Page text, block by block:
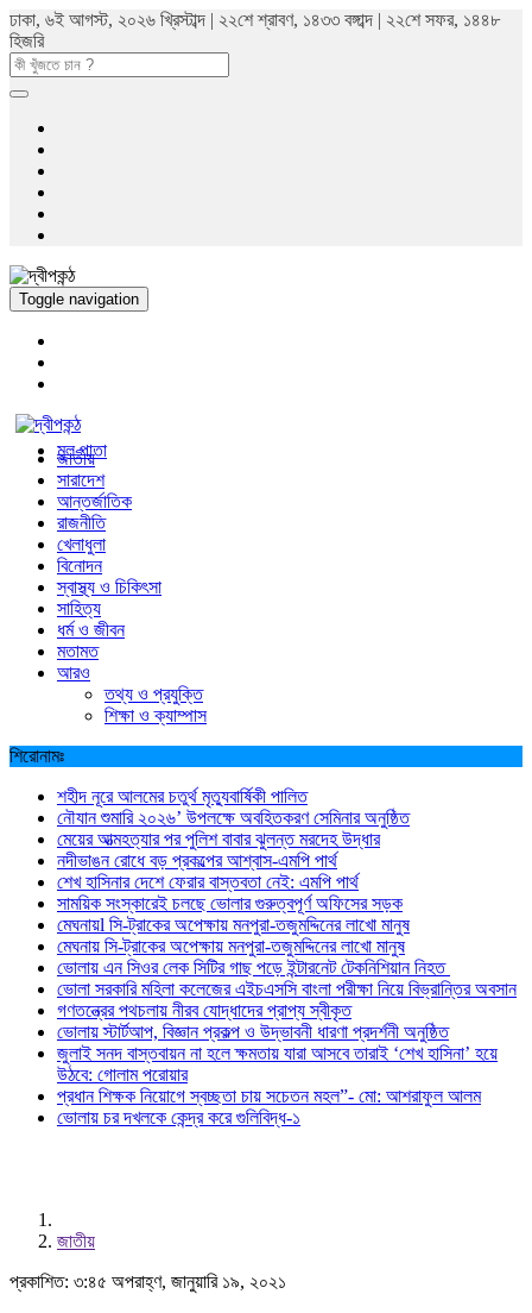
ঢাকা, ৬ই আগস্ট, ২০২৬ খ্রিস্টাব্দ | ২২শে শ্রাবণ, ১৪৩৩ বঙ্গাব্দ | ২২শে সফর, ১৪৪৮
হিজরি
Toggle navigation
মুল পাতা
জাতীয়
সারাদেশ
আন্তর্জাতিক
রাজনীতি
খেলাধুলা
বিনোদন
স্বাস্থ্য ও চিকিৎসা
সাহিত্য
ধর্ম ও জীবন
মতামত
আরও
তথ্য ও প্রযুক্তি
শিক্ষা ও ক্যাম্পাস
শিরোনামঃ
শহীদ নূরে আলমের চতুর্থ মৃত্যুবার্ষিকী পালিত
নৌযান শুমারি ২০২৬’ উপলক্ষে অবহিতকরণ সেমিনার অনুষ্ঠিত
মেয়ের আত্মহত্যার পর পুলিশ বাবার ঝুলন্ত মরদেহ উদ্ধার
নদীভাঙন রোধে বড় প্রকল্পের আশ্বাস-এমপি পার্থ
শেখ হাসিনার দেশে ফেরার বাস্তবতা নেই: এমপি পার্থ
সাময়িক সংস্কারেই চলছে ভোলার গুরুত্বপূর্ণ অফিসের সড়ক
মেঘনায়l সি-ট্রাকের অপেক্ষায় মনপুরা-তজুমদ্দিনের লাখো মানুষ
মেঘনায় সি-ট্রাকের অপেক্ষায় মনপুরা-তজুমদ্দিনের লাখো মানুষ
ভোলায় এন সিওর লেক সিটির গাছ পড়ে ইন্টারনেট টেকনিশিয়ান নিহত
ভোলা সরকারি মহিলা কলেজের এইচএসসি বাংলা পরীক্ষা নিয়ে বিভ্রান্তির অবসান
গণতন্ত্রের পথচলায় নীরব যোদ্ধাদের প্রাপ্য স্বীকৃত
ভোলায় স্টার্টআপ, বিজ্ঞান প্রকল্প ও উদ্ভাবনী ধারণা প্রদর্শনী অনুষ্ঠিত
জুলাই সনদ বাস্তবায়ন না হলে ক্ষমতায় যারা আসবে তারাই ‘শেখ হাসিনা’ হয়ে
উঠবে: গোলাম পরোয়ার
প্রধান শিক্ষক নিয়োগে স্বচ্ছতা চায় সচেতন মহল”- মো: আশরাফুল আলম
ভোলায় চর দখলকে কেন্দ্র করে গুলিবিদ্ধ-১
জাতীয়
প্রকাশিত: ৩:৪৫ অপরাহ্ণ, জানুয়ারি ১৯, ২০২১